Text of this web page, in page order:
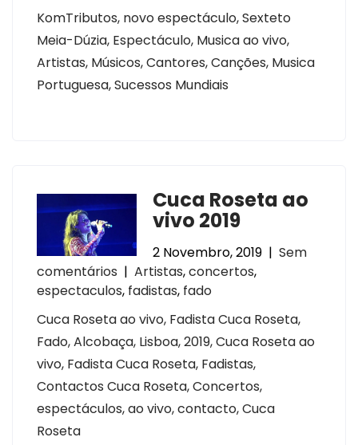
KomTributos, novo espectáculo, Sexteto
Meia-Dúzia, Espectáculo, Musica ao vivo,
Artistas, Músicos, Cantores, Canções, Musica
Portuguesa, Sucessos Mundiais
Cuca Roseta ao
vivo 2019
2 Novembro, 2019 | Sem
comentários | Artistas,concertos,
espectaculos, fadistas, fado
Cuca Roseta ao vivo, Fadista Cuca Roseta,
Fado, Alcobaça, Lisboa, 2019, Cuca Roseta ao
vivo, Fadista Cuca Roseta, Fadistas,
Contactos Cuca Roseta, Concertos,
espectáculos, ao vivo, contacto, Cuca
Roseta